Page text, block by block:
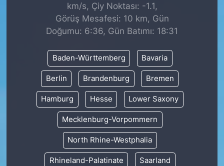
km/s, Çiy Noktası: -1.1,
Görüş Mesafesi: 10 km, Gün
Doğumu: 6:36, Gün Batımı: 18:31
Baden-Württemberg Bavaria
Berlin Brandenburg Bremen
Hamburg Hesse Lower Saxony
Mecklenburg-Vorpommern
North Rhine-Westphalia
Rhineland-Palatinate Saarland